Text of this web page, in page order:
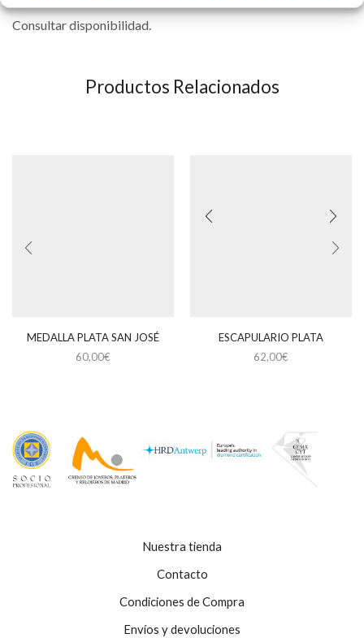
Consultar disponibilidad.
Productos Relacionados
MEDALLA PLATA SAN JOSÉ
60,00€
ESCAPULARIO PLATA
62,00€
Nuestra tienda
Contacto
Condiciones de Compra
Envíos y devoluciones